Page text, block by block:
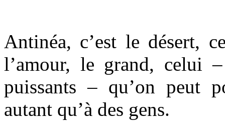
Antinéa, c’est le désert,
l’amour, le grand, celui
puissants – qu’on peut
autant qu’à des gens.